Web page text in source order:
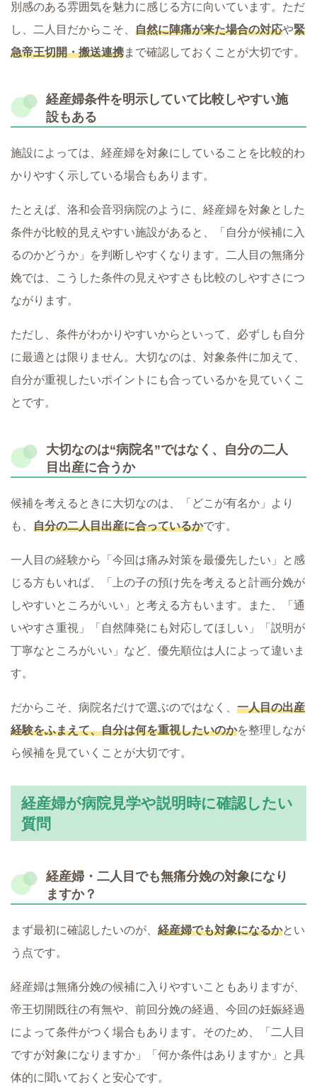
別感のある雰囲気を魅力に感じる方に向いています。ただ
し、二人目だからこそ、 自然に陣痛が来た場合の対応や緊
急帝王切開・搬送連携まで確認しておくことが大切です。
経産婦条件を明示していて比較しやすい施
設もある
施設によっては、経産婦を対象にしていることを比較的わ
かりやすく示している場合もあります。
たとえば、洛和会音羽病院のように、経産婦を対象とした
条件が比較的見えやすい施設があると、「自分が候補に入
るのかどうか」を判断しやすくなります。二人目の無痛分
娩では、こうした条件の見えやすさも比較のしやすさにつ
ながります。
ただし、条件がわかりやすいからといって、必ずしも自分
に最適とは限りません。大切なのは、対象条件に加えて、
自分が重視したいポイントにも合っているかを見ていくこ
とです。
大切なのは“病院名”ではなく、自分の二人
目出産に合うか
候補を考えるときに大切なのは、「どこが有名か」より
も、 自分の二人目出産に合っているかです。
一人目の経験から「今回は痛み対策を最優先したい」と感
じる方もいれば、「上の子の預け先を考えると計画分娩が
しやすいところがいい」と考える方もいます。また、「通
いやすさ重視」「自然陣発にも対応してほしい」「説明が
丁寧なところがいい」など、優先順位は人によって違いま
す。
だからこそ、病院名だけで選ぶのではなく、 一人目の出産
経験をふまえて、自分は何を重視したいのかを整理しなが
ら候補を見ていくことが大切です。
経産婦が病院見学や説明時に確認したい
質問
経産婦・二人目でも無痛分娩の対象になり
ますか？
まず最初に確認したいのが、 経産婦でも対象になるかとい
う点です。
経産婦は無痛分娩の候補に入りやすいこともありますが、
帝王切開既往の有無や、前回分娩の経過、今回の妊娠経過
によって条件がつく場合もあります。そのため、「二人目
ですが対象になりますか」「何か条件はありますか」と具
体的に聞いておくと安心です。